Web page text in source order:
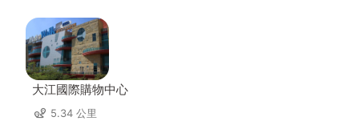
大江國際購物中心
5.34 公里